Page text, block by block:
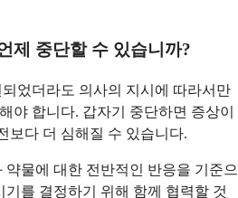
제 중단할 수 있습니까?
었더라도 의사의 지시에 따라서만
야 합니다. 갑자기 중단하면 증상이
보다 더 심해질 수 있습니다.
물에 대한 전반적인 반응을 기준으
기를 결정하기 위해 함께 협력할 것